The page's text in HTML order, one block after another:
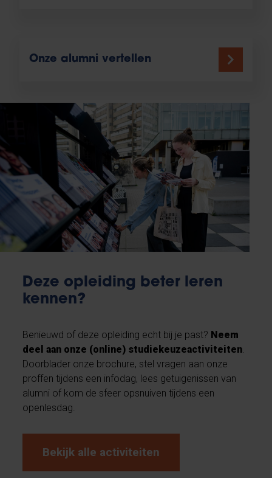
Onze alumni vertellen
Deze opleiding beter leren
kennen?
Benieuwd of deze opleiding echt bij je past? Neem
deel aan onze (online) studiekeuzeactiviteiten
Doorblader onze brochure, stel vragen aan onze
proffen tijdens een infodag, lees getuigenissen van
alumni of kom de sfeer opsnuiven tijdens een
openlesdag.
Bekijk alle activiteiten